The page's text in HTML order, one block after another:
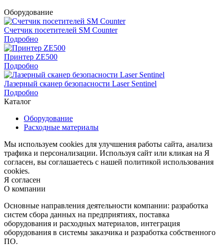
Оборудование
Счетчик посетителей SM Counter
Подробно
Принтер ZE500
Подробно
Лазерный сканер безопасности Laser Sentinel
Подробно
Каталог
Оборудование
Расходные материалы
Мы используем cookies для улучшения работы сайта, анализа
трафика и персонализации. Используя сайт или кликая на Я
согласен, вы соглашаетесь с нашей политикой использования
cookies.
Я согласен
О компании
Основные направления деятельности компании: разработка
систем сбора данных на предприятиях, поставка
оборудования и расходных материалов, интеграция
оборудования в системы заказчика и разработка собственного
ПО.